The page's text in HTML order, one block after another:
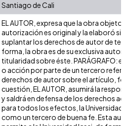
Santiago de Cali
EL AUTOR, expresa que la obra objeto
autorización es original y la elaboró
suplantar los derechos de autor de
forma, la obra es de su exclusiva
titularidad sobre éste. PARÁGRAFO:
o acción por parte de un tercero
derechos de autor sobre el artículo,
cuestión, EL AUTOR, asumirá la
y saldrá en defensa de los derechos
para todos los efectos, la Universidad
como un tercero de buena fe. Esta